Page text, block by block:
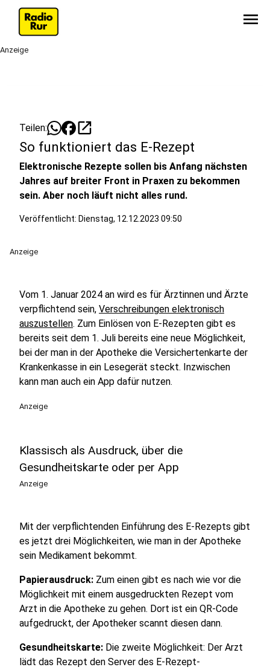
menu
Anzeige
Teilen: open_in_new
So funktioniert das E-Rezept
Elektronische Rezepte sollen bis Anfang nächsten
Jahres auf breiter Front in Praxen zu bekommen
sein. Aber noch läuft nicht alles rund.
Veröffentlicht: Dienstag, 12.12.2023 09:50
Anzeige
Vom 1. Januar 2024 an wird es für Ärztinnen und Ärzte
verpflichtend sein, Verschreibungen elektronisch
auszustellen. Zum Einlösen von E-Rezepten gibt es
bereits seit dem 1. Juli bereits eine neue Möglichkeit,
bei der man in der Apotheke die Versichertenkarte der
Krankenkasse in ein Lesegerät steckt. Inzwischen
kann man auch ein App dafür nutzen.
Anzeige
Klassisch als Ausdruck, über die
Gesundheitskarte oder per App
Anzeige
Mit der verpflichtenden Einführung des E-Rezepts gibt
es jetzt drei Möglichkeiten, wie man in der Apotheke
sein Medikament bekommt.
Papierausdruck: Zum einen gibt es nach wie vor die
Möglichkeit mit einem ausgedruckten Rezept vom
Arzt in die Apotheke zu gehen. Dort ist ein QR-Code
aufgedruckt, der Apotheker scannt diesen dann.
Gesundheitskarte: Die zweite Möglichkeit: Der Arzt
lädt das Rezept den Server des E-Rezept-